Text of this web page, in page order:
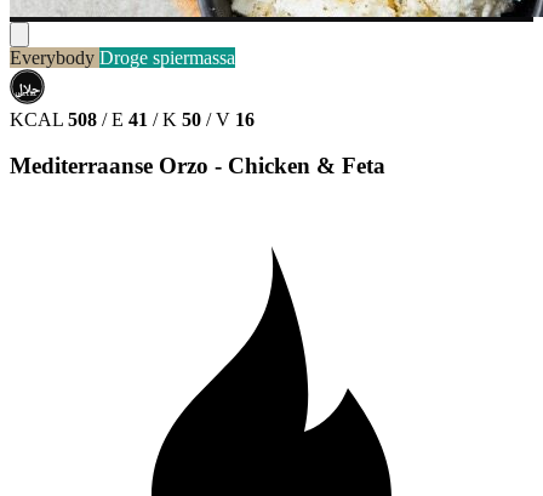
Everybody Droge spiermassa
حلال
HALAL
KCAL 508 / E 41 / K 50 / V 16
Mediterraanse Orzo - Chicken & Feta